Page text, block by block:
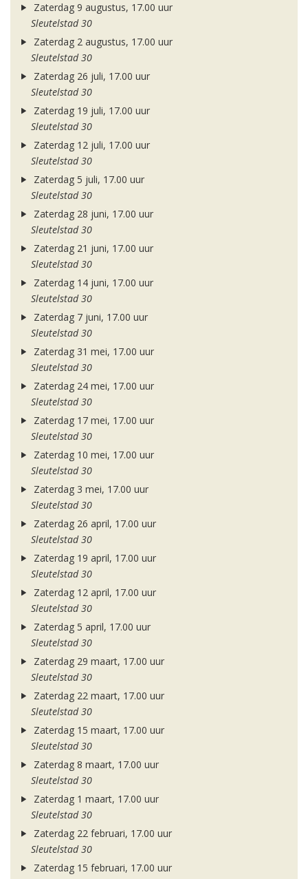
Zaterdag 9 augustus, 17.00 uur
Sleutelstad 30
Zaterdag 2 augustus, 17.00 uur
Sleutelstad 30
Zaterdag 26 juli, 17.00 uur
Sleutelstad 30
Zaterdag 19 juli, 17.00 uur
Sleutelstad 30
Zaterdag 12 juli, 17.00 uur
Sleutelstad 30
Zaterdag 5 juli, 17.00 uur
Sleutelstad 30
Zaterdag 28 juni, 17.00 uur
Sleutelstad 30
Zaterdag 21 juni, 17.00 uur
Sleutelstad 30
Zaterdag 14 juni, 17.00 uur
Sleutelstad 30
Zaterdag 7 juni, 17.00 uur
Sleutelstad 30
Zaterdag 31 mei, 17.00 uur
Sleutelstad 30
Zaterdag 24 mei, 17.00 uur
Sleutelstad 30
Zaterdag 17 mei, 17.00 uur
Sleutelstad 30
Zaterdag 10 mei, 17.00 uur
Sleutelstad 30
Zaterdag 3 mei, 17.00 uur
Sleutelstad 30
Zaterdag 26 april, 17.00 uur
Sleutelstad 30
Zaterdag 19 april, 17.00 uur
Sleutelstad 30
Zaterdag 12 april, 17.00 uur
Sleutelstad 30
Zaterdag 5 april, 17.00 uur
Sleutelstad 30
Zaterdag 29 maart, 17.00 uur
Sleutelstad 30
Zaterdag 22 maart, 17.00 uur
Sleutelstad 30
Zaterdag 15 maart, 17.00 uur
Sleutelstad 30
Zaterdag 8 maart, 17.00 uur
Sleutelstad 30
Zaterdag 1 maart, 17.00 uur
Sleutelstad 30
Zaterdag 22 februari, 17.00 uur
Sleutelstad 30
Zaterdag 15 februari, 17.00 uur